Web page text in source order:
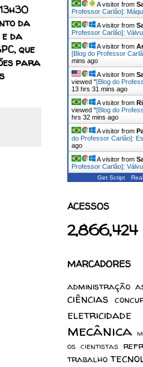
da
da
que
para
A visitor from
Professor Carlão]:
A visitor from
Professor Carlão]:
A visitor from
[Blog do Professor
mins ago
A visitor from
viewed "[Blog do
13 hrs 31 mins ago
A visitor from
viewed "[Blog do
hrs 32 mins ago
A visitor from
do Professor Carlão]:
ago
A visitor from
Professor Carlão]:
Get Script
ACESSOS
2,866,424
MARCADORES
administração
ciências
eletricidade
mecânica
os cientistas
trabalho